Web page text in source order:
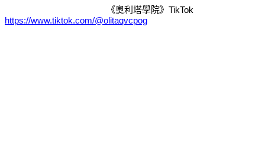
《奧利塔學院》 TikTok
https://www.tiktok.com/@olitaqvcpog